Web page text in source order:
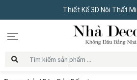
Thiết Kế 3D Nội Thất